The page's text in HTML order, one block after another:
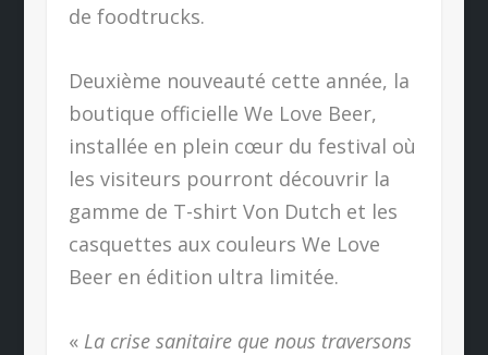
de foodtrucks.
Deuxième nouveauté cette année, la
boutique officielle We Love Beer,
installée en plein cœur du festival où
les visiteurs pourront découvrir la
gamme de T-shirt Von Dutch et les
casquettes aux couleurs We Love
Beer en édition ultra limitée.
« La crise sanitaire que nous traversons